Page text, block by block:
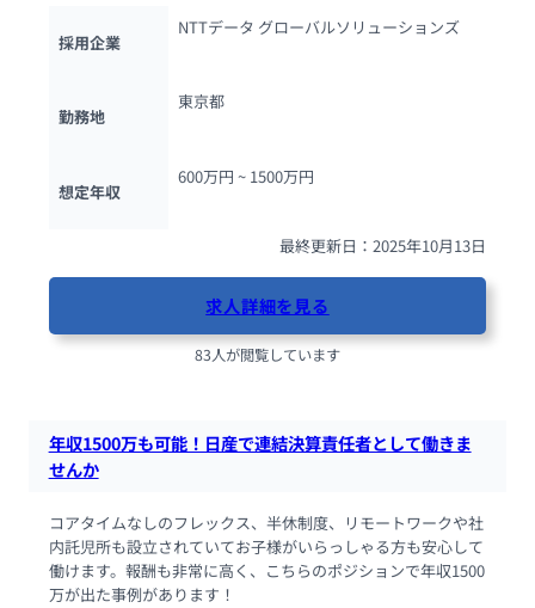
採用企業
NTTデータ グローバルソリューションズ
勤務地
東京都
想定年収
600万円 ~ 1500万円
最終更新日：2025年10月13日
求人詳細を見る
83人が閲覧しています
年収1500万も可能！日産で連結決算責任者として働きま
せんか
コアタイムなしのフレックス、半休制度、リモートワークや社
内託児所も設立されていてお子様がいらっしゃる方も安心して
働けます。報酬も非常に高く、こちらのポジションで年収1500
万が出た事例があります！